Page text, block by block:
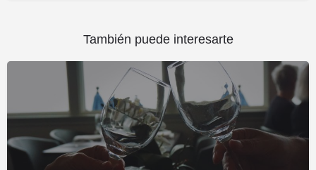
También puede interesarte